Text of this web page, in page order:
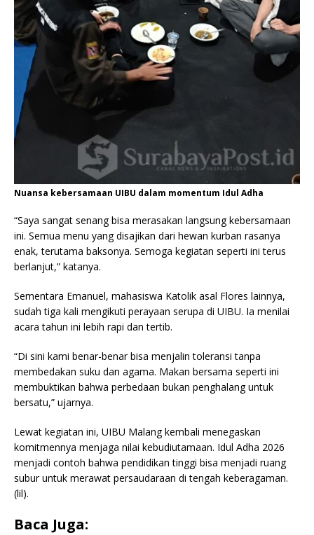
Nuansa kebersamaan UIBU dalam momentum Idul Adha
“Saya sangat senang bisa merasakan langsung kebersamaan
ini. Semua menu yang disajikan dari hewan kurban rasanya
enak, terutama baksonya. Semoga kegiatan seperti ini terus
berlanjut,” katanya.
Sementara Emanuel, mahasiswa Katolik asal Flores lainnya,
sudah tiga kali mengikuti perayaan serupa di UIBU. Ia menilai
acara tahun ini lebih rapi dan tertib.
“Di sini kami benar-benar bisa menjalin toleransi tanpa
membedakan suku dan agama. Makan bersama seperti ini
membuktikan bahwa perbedaan bukan penghalang untuk
bersatu,” ujarnya.
Lewat kegiatan ini, UIBU Malang kembali menegaskan
komitmennya menjaga nilai kebudiutamaan. Idul Adha 2026
menjadi contoh bahwa pendidikan tinggi bisa menjadi ruang
subur untuk merawat persaudaraan di tengah keberagaman.
(lil).
Baca Juga: